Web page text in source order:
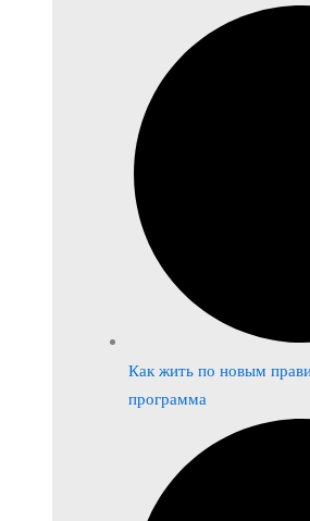
Как жить по новым
программа